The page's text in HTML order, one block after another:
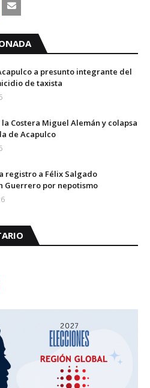
a presunto integrante del
de taxista
Costera Miguel Alemán y colapsa
de Acapulco
registro a Félix Salgado
Guerrero por nepotismo